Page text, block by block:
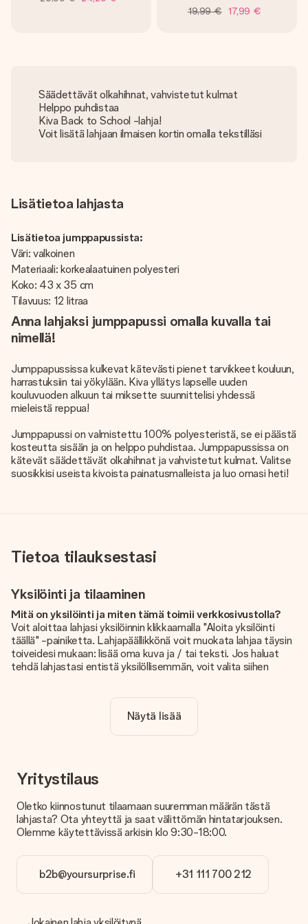
19,99 € 17,99 €
Säädettävät olkahihnat, vahvistetut kulmat
Helppo puhdistaa
Kiva Back to School -lahja!
Voit lisätä lahjaan ilmaisen kortin omalla tekstilläsi
Lisätietoa lahjasta
Lisätietoa jumppapussista:
Väri: valkoinen
Materiaali: korkealaatuinen polyesteri
Koko: 43 x 35 cm
Tilavuus: 12 litraa
Anna lahjaksi jumppapussi omalla kuvalla tai
nimellä!
Jumppapussissa kulkevat kätevästi pienet tarvikkeet kouluun,
harrastuksiin tai yökylään. Kiva yllätys lapselle uuden
kouluvuoden alkuun tai miksette suunnittelisi yhdessä
mieleistä reppua!
Jumppapussi on valmistettu 100% polyesteristä, se ei päästä
kosteutta sisään ja on helppo puhdistaa. Jumppapussissa on
kätevät säädettävät olkahihnat ja vahvistetut kulmat. Valitse
suosikkisi useista kivoista painatusmalleista ja luo omasi heti!
Tietoa tilauksestasi
Yksilöinti ja tilaaminen
Mitä on yksilöinti ja miten tämä toimii verkkosivustolla?
Voit aloittaa lahjasi yksilöinnin klikkaamalla "Aloita yksilöinti
täällä" -painiketta. Lahjapäällikkönä voit muokata lahjaa täysin
toiveidesi mukaan: lisää oma kuva ja / tai teksti. Jos haluat
tehdä lahjastasi entistä yksilöllisemmän, voit valita siihen
Sisältyykö yksilöinti hintaan?
Sivustolla näkyvä hinta sisältää lahjasi yksilöinnin. Hauskaa ja
Haluamme varmistaa, että olet täysin tyytyväinen lahjaasi.
Siksi on tärkeää käyttää korkealaatuisia valokuvia. Jos olet
asiakaspalvelutiimiimme ja liitä valokuva tilaamasi lahjan
mukana. He voivat sitten tarkistaa laadun puolestasi!
Voit ladata editoriin JPG- ja PNG-tiedostoja. Vai onko sinulla
kuva eri formaatissa? Ota yhteyttä asiakaspalveluun. He
auttavat sinua mielellään, jotta voit tehdä haluamasi lahjan!
Entä jos haluamasi väri tai vaihtoehto ei ole
Näytä lisää
Yritystilaus
Oletko kiinnostunut tilaamaan suuremman määrän tästä
lahjasta? Ota yhteyttä ja saat välittömän hintatarjouksen.
Olemme käytettävissä arkisin klo 9:30-18:00.
b2b@yoursurprise.fi +31 111 700 212